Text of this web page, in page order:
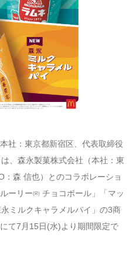
社：東京都新宿区、代表取締役
、森永製菓株式会社（本社：東
森 信也）とのコラボレーショ
ーリー(R)
チョコボール」「マッ
ミルクキャラメルパイ」の3商
て7月15日(水)より期間限定で